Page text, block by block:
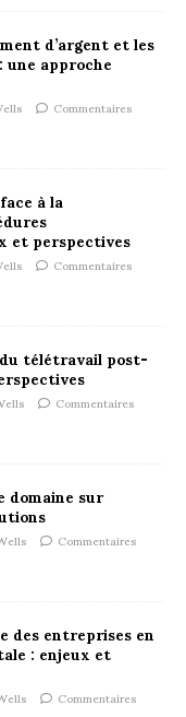
d’argent et les
approche
Commentaires
à la
et perspectives
Commentaires
télétravail post-
Commentaires
domaine sur
Commentaires
des entreprises en
: enjeux et
Commentaires